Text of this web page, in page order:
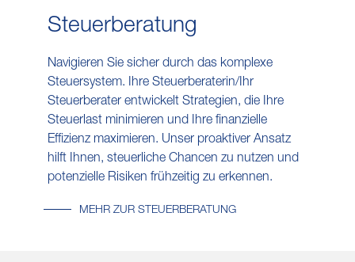
Steuer​beratung
Navigieren Sie sicher durch das komplexe
Steuersystem. Ihre Steuerberaterin/Ihr
Steuerberater entwickelt Strategien, die Ihre
Steuerlast minimieren und Ihre finanzielle
Effizienz maximieren. Unser proaktiver Ansatz
hilft Ihnen, steuerliche Chancen zu nutzen und
potenzielle Risiken frühzeitig zu erkennen.
MEHR ZUR STEUERBERATUNG